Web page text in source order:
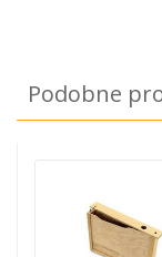
Podobne